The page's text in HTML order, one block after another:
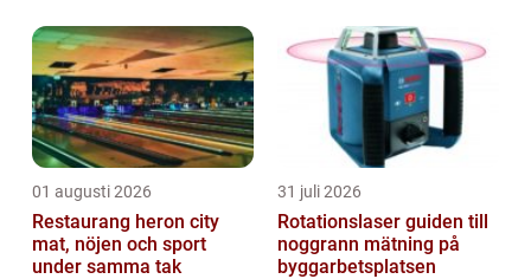
fastighetsägare hålla byggnader fräscha
längre, m...
01 augusti 2026
Restaurang heron city
mat, nöjen och sport
under samma tak
31 juli 2026
Rotationslaser guiden till
noggrann mätning på
byggarbetsplatsen